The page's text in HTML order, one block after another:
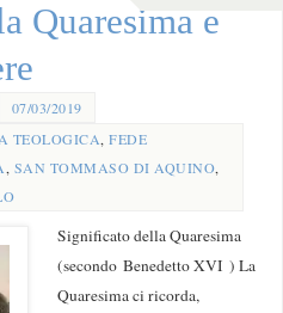
Quaresima e
07/03/2019
TEOLOGICA,FEDE
, SAN TOMMASO DI AQUINO,
Significato della Quaresima
(secondo Benedetto XVI ) La
Quaresima ci ricorda,